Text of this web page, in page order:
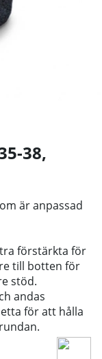
38,
är anpassad
förstärkta för
till botten för
stöd.
andas
för att hålla